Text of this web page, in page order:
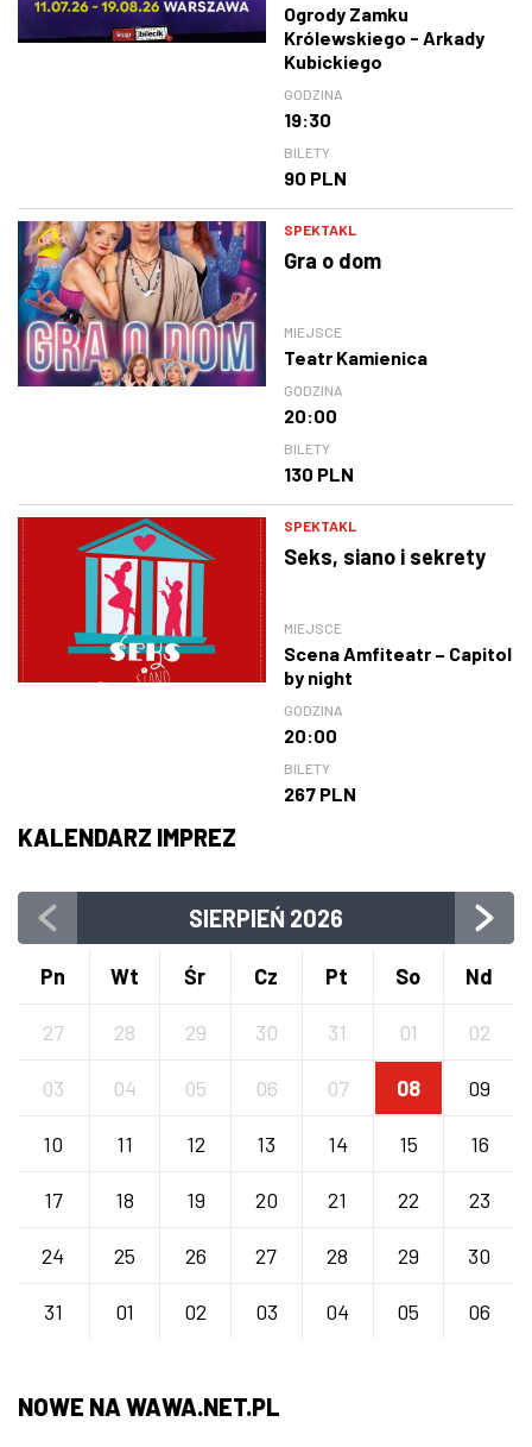
Ogrody Zamku
Królewskiego - Arkady
Kubickiego
GODZINA
19:30
BILETY
90 PLN
SPEKTAKL
Gra o dom
MIEJSCE
Teatr Kamienica
GODZINA
20:00
BILETY
130 PLN
SPEKTAKL
Seks, siano i sekrety
MIEJSCE
Scena Amfiteatr – Capitol
by night
GODZINA
20:00
BILETY
267 PLN
KALENDARZ IMPREZ
SIERPIEŃ 2026
Pn Wt Śr Cz Pt So Nd
27 28 29 30 31 01 02
03 04 05 06 07 08 09
10 11 12 13 14 15 16
17 18 19 20 21 22 23
24 25 26 27 28 29 30
31 01 02 03 04 05 06
NOWE NA WAWA.NET.PL